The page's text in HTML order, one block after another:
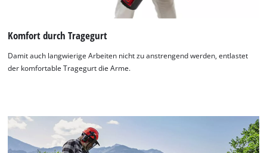
Komfort durch Tragegurt
Damit auch langwierige Arbeiten nicht zu anstrengend werden, entlastet
der komfortable Tragegurt die Arme.